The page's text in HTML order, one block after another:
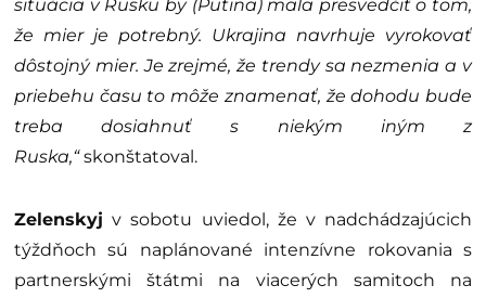
situácia v Rusku by (Putina) mala presvedčiť o tom,
že mier je potrebný. Ukrajina navrhuje vyrokovať
dôstojný mier. Je zrejmé, že trendy sa nezmenia a v
priebehu času to môže znamenať, že dohodu bude
treba dosiahnuť s niekým iným z
Ruska,“skonštatoval.
Zelenskyj v sobotu uviedol, že v nadchádzajúcich
týždňoch sú naplánované intenzívne rokovania s
partnerskými štátmi na viacerých samitoch na